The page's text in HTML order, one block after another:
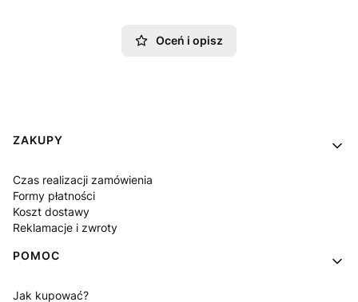
Oceń i opisz
Linki w stopce
ZAKUPY
Czas realizacji zamówienia
Formy płatności
Koszt dostawy
Reklamacje i zwroty
POMOC
Jak kupować?